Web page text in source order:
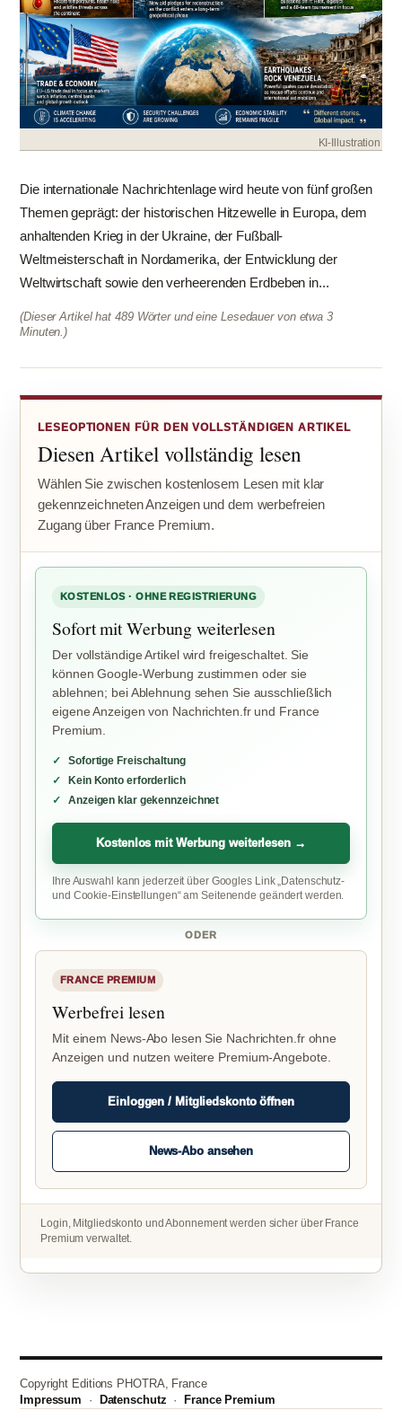
KI-Illustration
Die internationale Nachrichtenlage wird heute von fünf großen
Themen geprägt: der historischen Hitzewelle in Europa, dem
anhaltenden Krieg in der Ukraine, der Fußball-
Weltmeisterschaft in Nordamerika, der Entwicklung der
Weltwirtschaft sowie den verheerenden Erdbeben in...
(Dieser Artikel hat 489 Wörter und eine Lesedauer von etwa 3
Minuten.)
LESEOPTIONEN FÜR DEN VOLLSTÄNDIGEN ARTIKEL
Diesen Artikel vollständig lesen
Wählen Sie zwischen kostenlosem Lesen mit klar
gekennzeichneten Anzeigen und dem werbefreien
Zugang über France Premium.
KOSTENLOS · OHNE REGISTRIERUNG
Sofort mit Werbung weiterlesen
Der vollständige Artikel wird freigeschaltet. Sie
können Google-Werbung zustimmen oder sie
ablehnen; bei Ablehnung sehen Sie ausschließlich
eigene Anzeigen von Nachrichten.fr und France
Premium.
Sofortige Freischaltung
Kein Konto erforderlich
Anzeigen klar gekennzeichnet
Kostenlos mit Werbung weiterlesen →
Ihre Auswahl kann jederzeit über Googles Link „Datenschutz-
und Cookie-Einstellungen“ am Seitenende geändert werden.
ODER
FRANCE PREMIUM
Werbefrei lesen
Mit einem News-Abo lesen Sie Nachrichten.fr ohne
Anzeigen und nutzen weitere Premium-Angebote.
Einloggen / Mitgliedskonto öffnen
News-Abo ansehen
Login, Mitgliedskonto und Abonnement werden sicher über France
Premium verwaltet.
Copyright Editions PHOTRA, France
Impressum · Datenschutz ·France Premium